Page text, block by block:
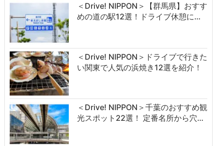
＜Drive! NIPPON＞【群馬県】おすす
めの道の駅12選！ドライブ休憩に…
＜Drive! NIPPON＞ドライブで行きた
い関東で人気の浜焼き12選を紹介！
＜Drive! NIPPON＞千葉のおすすめ観
光スポット22選！ 定番名所から穴…